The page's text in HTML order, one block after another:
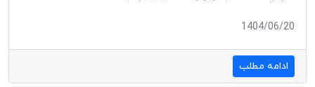
1404/06/20
ادامه مطلب